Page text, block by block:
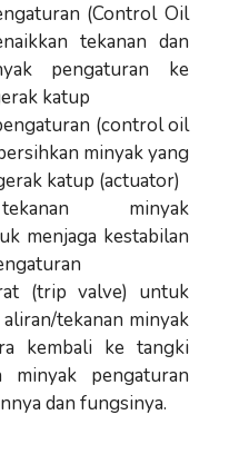
(Control Oil
tekanan dan
pengaturan ke
katup
(control oil
minyak yang
katup (actuator)
minyak
menjaga kestabilan
(trip valve) untuk
tekanan minyak
kembali ke tangki
minyak pengaturan
dan fungsinya.